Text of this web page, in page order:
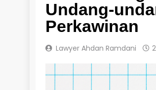
Undang-
Perkawinan
Lawyer Ahdan Ramdani